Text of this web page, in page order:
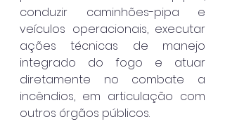
conduzir caminhões-pipa e
veículos operacionais, executar
ações técnicas de manejo
integrado do fogo e atuar
diretamente no combate a
incêndios, em articulação com
outros órgãos públicos.